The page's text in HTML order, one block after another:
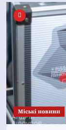
Mіські новини